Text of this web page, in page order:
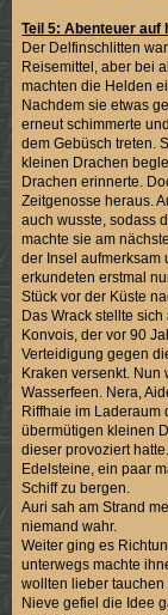
Teil 5: Abenteuer auf
Der Delfinschlitten
Reisemittel, aber bei
machten die Helden
Nachdem sie etwas
erneut schimmerte
dem Gebüsch treten.
kleinen Drachen
Drachen erinnerte.
Zeitgenosse heraus.
auch wusste, sodass
machte sie am
der Insel aufmerksam
erkundeten erstmal
Stück vor der Küste
Das Wrack stellte
Konvois, der vor 90
Verteidigung gegen
Kraken versenkt. Nun
Wasserfeen. Nera,
Riffhaie im Laderaum
übermütigen kleinen
dieser provoziert
Edelsteine, ein paar
Schiff zu bergen.
Auri sah am Strand
niemand wahr.
Weiter ging es
unterwegs machte
wollten lieber tauchen
Nieve gefiel die Idee